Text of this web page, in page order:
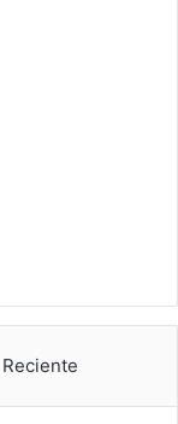
Reciente